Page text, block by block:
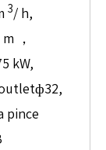
3/ h,
，
kW,
pince